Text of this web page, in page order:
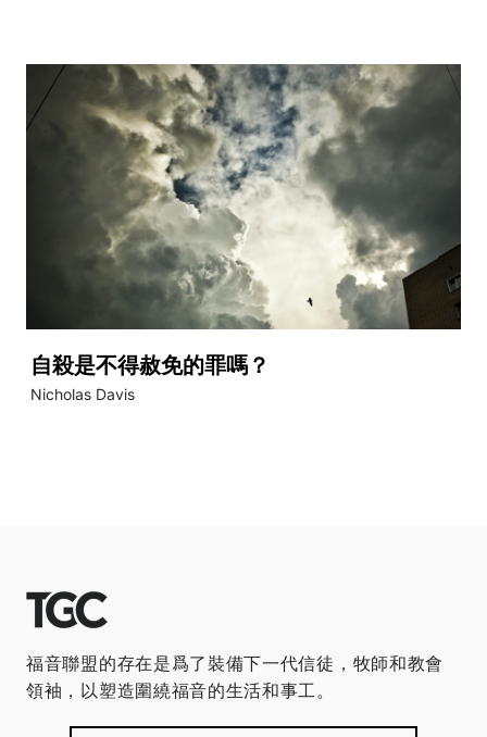
自殺是不得赦免的罪嗎？
Nicholas Davis
福音聯盟的存在是爲了裝備下一代信徒，牧師和教會
領袖，以塑造圍繞福音的生活和事工。